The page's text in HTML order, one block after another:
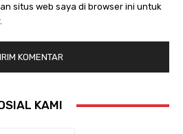
situs web saya di browser ini untuk
KAMI